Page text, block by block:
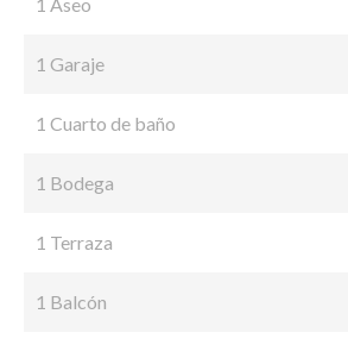
1 Garaje
1 Cuarto de baño
1 Bodega
1 Terraza
1 Balcón